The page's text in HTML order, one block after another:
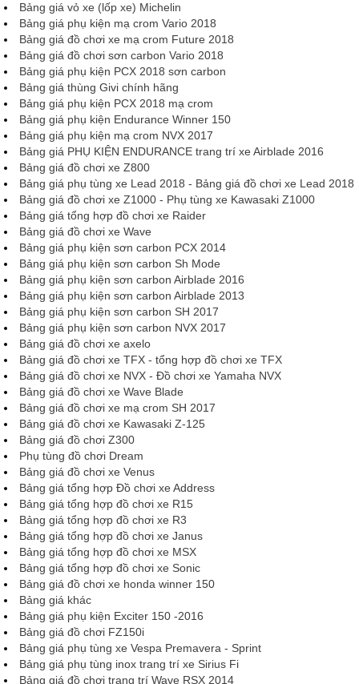
Bảng giá vỏ xe (lốp xe) Michelin
Bảng giá phụ kiện mạ crom Vario 2018
Bảng giá đồ chơi xe mạ crom Future 2018
Bảng giá đồ chơi sơn carbon Vario 2018
Bảng giá phụ kiện PCX 2018 sơn carbon
Bảng giá thùng Givi chính hãng
Bảng giá phụ kiện PCX 2018 mạ crom
Bảng giá phụ kiện Endurance Winner 150
Bảng giá phụ kiện mạ crom NVX 2017
Bảng giá PHỤ KIỆN ENDURANCE trang trí xe Airblade 2016
Bảng giá đồ chơi xe Z800
Bảng giá phụ tùng xe Lead 2018 - Bảng giá đồ chơi xe Lead 2018
Bảng giá đồ chơi xe Z1000 - Phụ tùng xe Kawasaki Z1000
Bảng giá tổng hợp đồ chơi xe Raider
Bảng giá đồ chơi xe Wave
Bảng giá phụ kiện sơn carbon PCX 2014
Bảng giá phụ kiện sơn carbon Sh Mode
Bảng giá phụ kiện sơn carbon Airblade 2016
Bảng giá phụ kiện sơn carbon Airblade 2013
Bảng giá phụ kiện sơn carbon SH 2017
Bảng giá phụ kiện sơn carbon NVX 2017
Bảng giá đồ chơi xe axelo
Bảng giá đồ chơi xe TFX - tổng hợp đồ chơi xe TFX
Bảng giá đồ chơi xe NVX - Đồ chơi xe Yamaha NVX
Bảng giá đồ chơi xe Wave Blade
Bảng giá đồ chơi xe mạ crom SH 2017
Bảng giá đồ chơi xe Kawasaki Z-125
Bảng giá đồ chơi Z300
Phụ tùng đồ chơi Dream
Bảng giá đồ chơi xe Venus
Bảng giá tổng hợp Đồ chơi xe Address
Bảng giá tổng hợp đồ chơi xe R15
Bảng giá tổng hợp đồ chơi xe R3
Bảng giá tổng hợp đồ chơi xe Janus
Bảng giá tổng hợp đồ chơi xe MSX
Bảng giá tổng hợp đồ chơi xe Sonic
Bảng giá đồ chơi xe honda winner 150
Bảng giá khác
Bảng giá phụ kiện Exciter 150 -2016
Bảng giá đồ chơi FZ150i
Bảng giá phụ tùng xe Vespa Premavera - Sprint
Bảng giá phụ tùng inox trang trí xe Sirius Fi
Bảng giá đồ chơi trang trí Wave RSX 2014